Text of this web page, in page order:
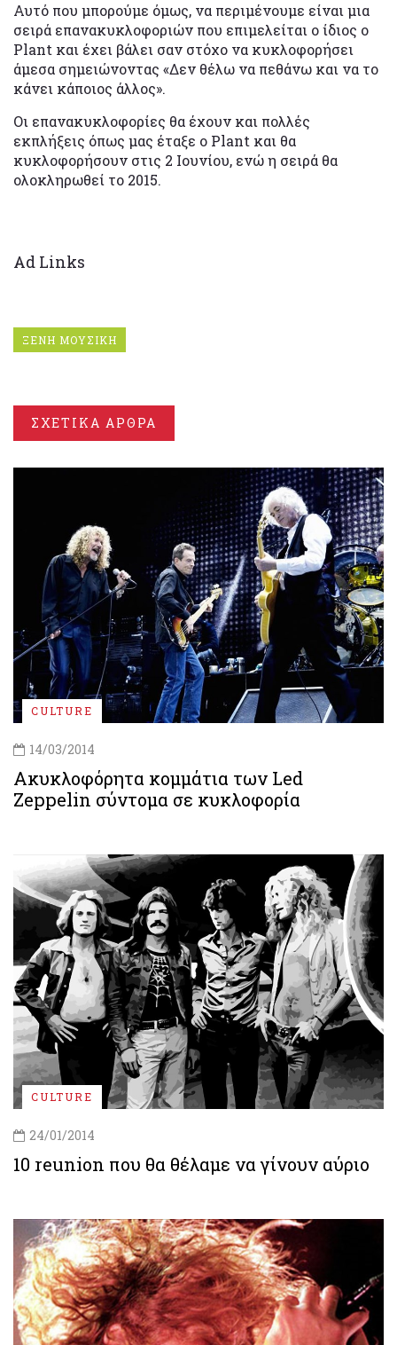
Αυτό που μπορούμε όμως, να περιμένουμε είναι μια
σειρά επανακυκλοφοριών που επιμελείται ο ίδιος ο
Plant και έχει βάλει σαν στόχο να κυκλοφορήσει
άμεσα σημειώνοντας «Δεν θέλω να πεθάνω και να το
κάνει κάποιος άλλος».
Οι επανακυκλοφορίες θα έχουν και πολλές
εκπλήξεις όπως μας έταξε ο Plant και θα
κυκλοφορήσουν στις 2 Ιουνίου, ενώ η σειρά θα
ολοκληρωθεί το 2015.
Ad Links
ΞΕΝΗ ΜΟΥΣΙΚΗ
ΣΧΕΤΙΚΑ ΑΡΘΡΑ
CULTURE
14/03/2014
Ακυκλοφόρητα κομμάτια των Led
Zeppelin σύντομα σε κυκλοφορία
CULTURE
24/01/2014
10 reunion που θα θέλαμε να γίνουν αύριο